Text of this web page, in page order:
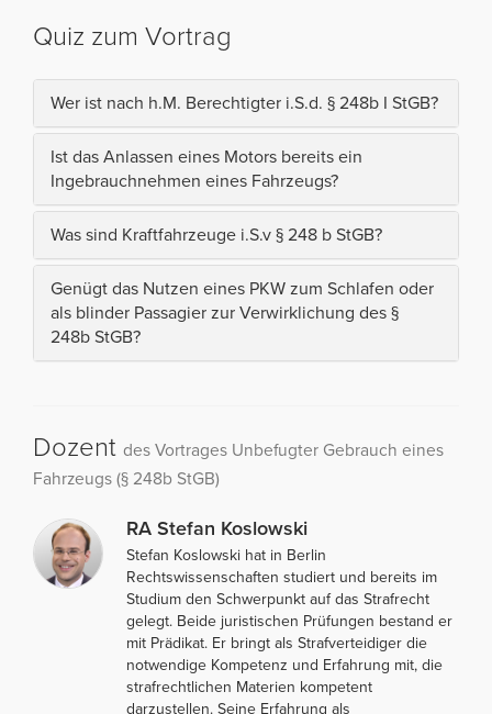
Quiz zum Vortrag
Wer ist nach h.M. Berechtigter i.S.d. § 248b I StGB?
Ist das Anlassen eines Motors bereits ein
Ingebrauchnehmen eines Fahrzeugs?
Was sind Kraftfahrzeuge i.S.v § 248 b StGB?
Genügt das Nutzen eines PKW zum Schlafen oder
als blinder Passagier zur Verwirklichung des §
248b StGB?
Dozent des Vortrages Unbefugter Gebrauch eines
Fahrzeugs (§ 248b StGB)
RA Stefan Koslowski
Stefan Koslowski hat in Berlin
Rechtswissenschaften studiert und bereits im
Studium den Schwerpunkt auf das Strafrecht
gelegt. Beide juristischen Prüfungen bestand er
mit Prädikat. Er bringt als Strafverteidiger die
notwendige Kompetenz und Erfahrung mit, die
strafrechtlichen Materien kompetent
darzustellen. Seine Erfahrung als